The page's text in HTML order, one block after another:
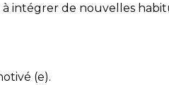
intégrer de nouvelles
(e).